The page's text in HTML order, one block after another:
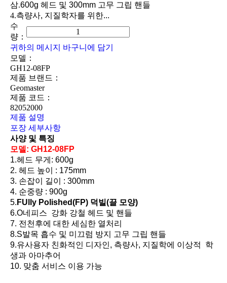
삼.600g 헤드 및 300mm 고무 그립 핸들
4.측량사, 지질학자를 위한...
수
량：
귀하의 메시지
바구니에 담기
모델：
GH12-08FP
제품 브랜드：
Geomaster
제품 코드：
82052000
제품 설명
포장 세부사항
사양 및 특징
모델: GH12-08FP
1.헤드 무게: 600g
2. 헤드 높이 : 175mm
3. 손잡이 길이 : 300mm
4. 순중량 : 900g
5. FUlly Polished(FP) 덕빌(끌 모양)
6.O네피스 강화 강철 헤드 및 핸들
7. 전천후에 대한 세심한 열처리
8.S발목 흡수 및 미끄럼 방지 고무 그립 핸들
9.유사용자 친화적인 디자인, 측량사, 지질학에 이상적 학
생과 아마추어
10. 맞춤 서비스 이용 가능